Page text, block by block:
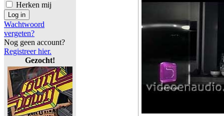
Herken mij
Wachtwoord
vergeten?
Nog geen account?
Registreer hier.
Gezocht!